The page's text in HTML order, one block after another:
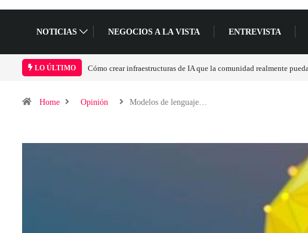
NOTICIAS NEGOCIOS A LA VISTA ENTREVISTA
LO ÚLTIMO Las tarjetas gráficas RDNA 5 ya están en fase avanzada de desarrollo
Home Opinión Modelos de lenguaje…